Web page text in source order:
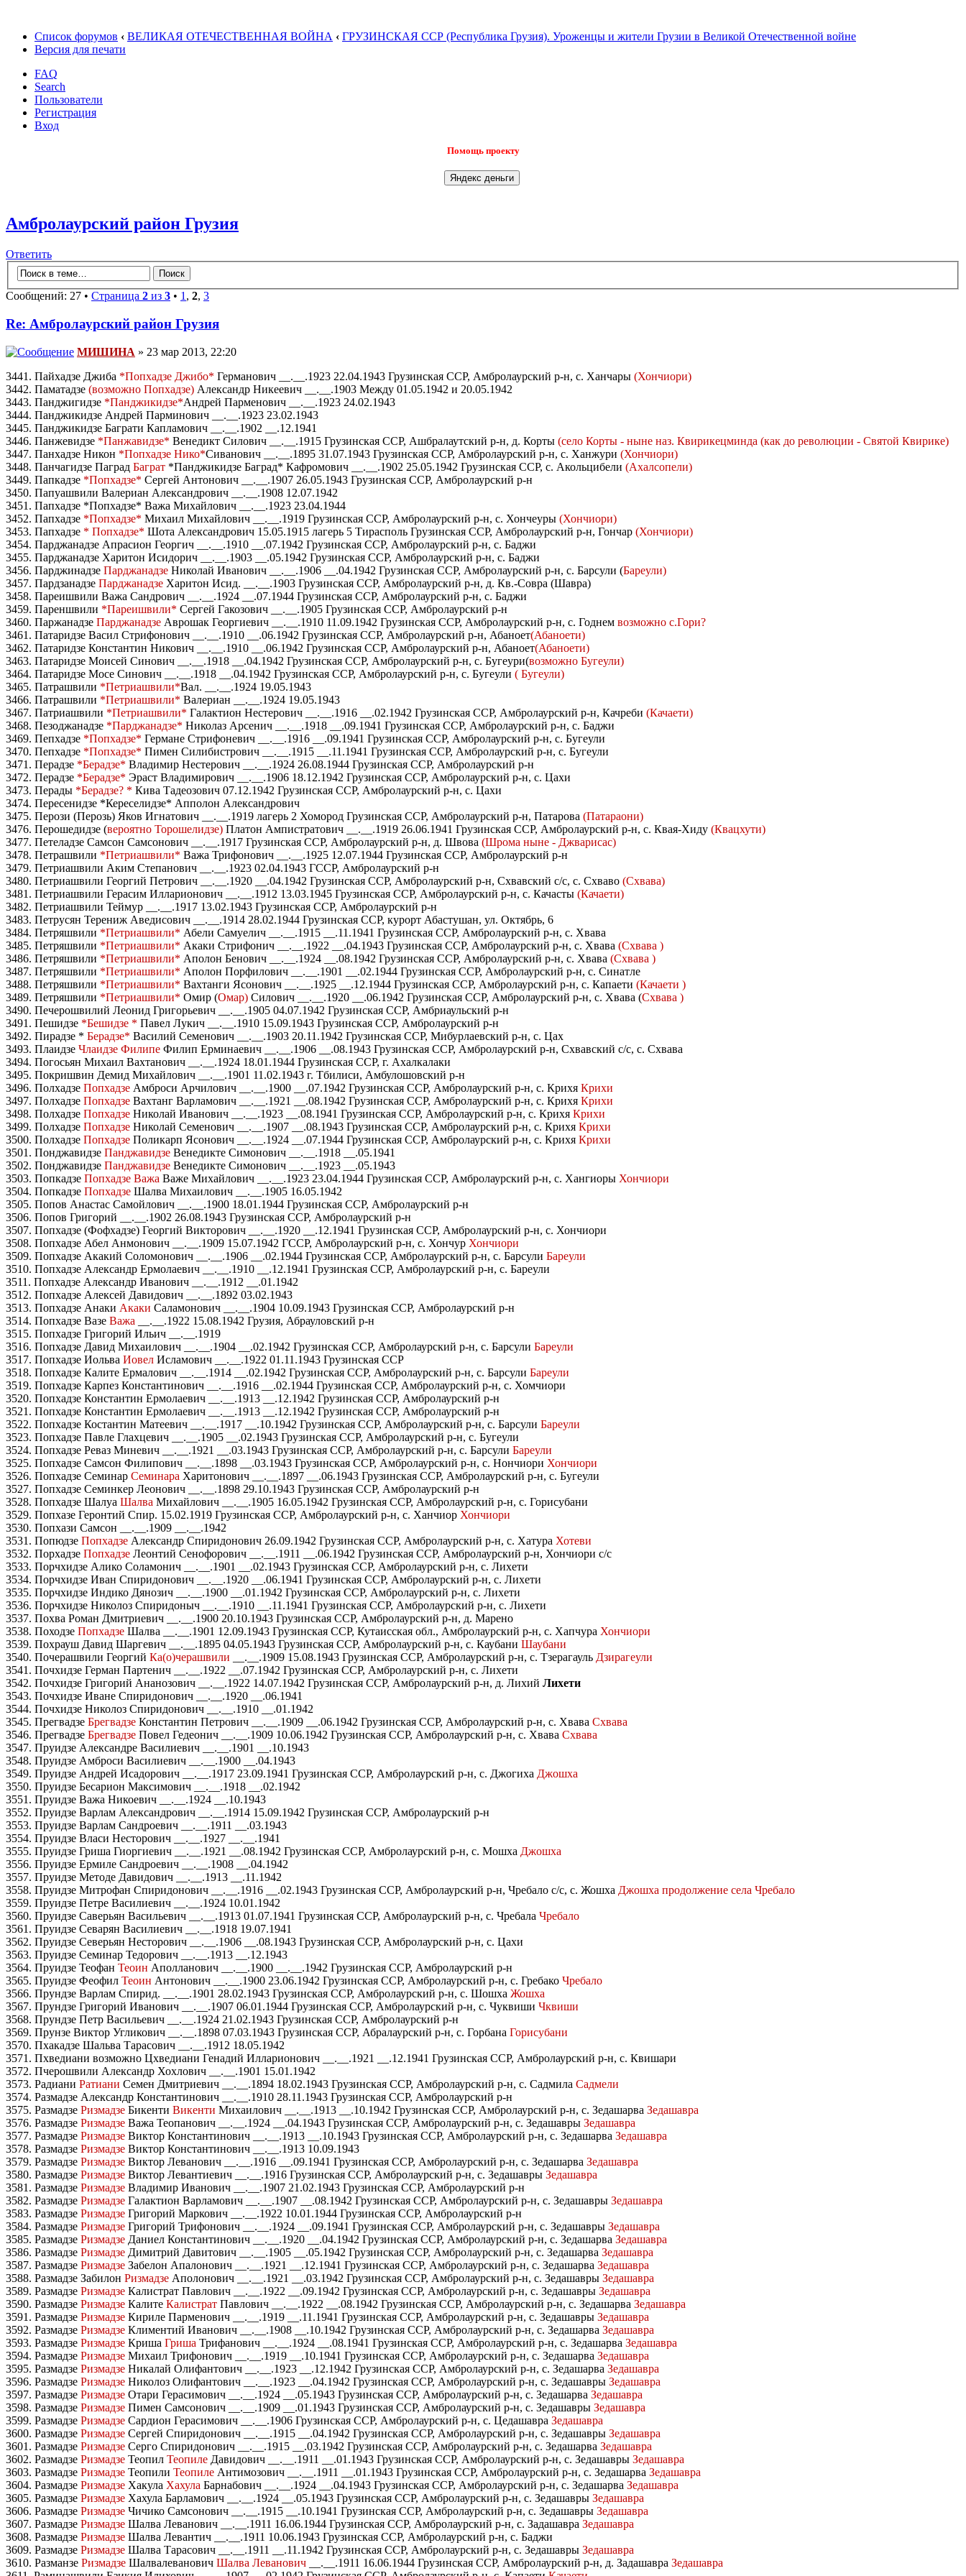
Список форумов ‹ ВЕЛИКАЯ ОТЕЧЕСТВЕННАЯ ВОЙНА ‹ ГРУЗИНСКАЯ ССР (Республика Грузия). Уроженцы и жители Грузии в Великой Отечественной войне
Версия для печати
FAQ
Search
Пользователи
Регистрация
Вход
Помощь проекту
Амбролаурский район Грузия
Ответить
Сообщений: 27 • Страница 2 из 3 • 1, 2, 3
Re: Амбролаурский район Грузия
МИШИНА » 23 мар 2013, 22:20
3441. Пайхадзе Джиба *Попхадзе Джибо* Германович __.__.1923 22.04.1943 Грузинская ССР, Амбролаурский р-н, с. Ханчары (Хончиори)
3442. Паматадзе (возможно Попхадзе) Александр Никеевич __.__.1903 Между 01.05.1942 и 20.05.1942
3443. Панджигидзе *Панджикидзе*Андрей Парменович __.__.1923 24.02.1943
3444. Панджикидзе Андрей Парминович __.__.1923 23.02.1943
3445. Панджикидзе Баграти Капламович __.__.1902 __.12.1941
3446. Панжевидзе *Панжавидзе* Венедикт Силович __.__.1915 Грузинская ССР, Ашбралаутский р-н, д. Корты (село Корты - ныне наз. Квирикецминда (как до революции - Святой Квирике)
3447. Панхадзе Никон *Попхадзе Нико*Сиванович __.__.1895 31.07.1943 Грузинская ССР, Амбролаурский р-н, с. Ханжури (Хончиори)
3448. Панчагидзе Паград Баграт *Панджикидзе Баград* Кафромович __.__.1902 25.05.1942 Грузинская ССР, с. Акольцибели (Ахалсопели)
3449. Папкадзе *Попхадзе* Сергей Антонович __.__.1907 26.05.1943 Грузинская ССР, Амбролаурский р-н
3450. Папуашвили Валериан Александрович __.__.1908 12.07.1942
3451. Папхадзе *Попхадзе* Важа Михайлович __.__.1923 23.04.1944
3452. Папхадзе *Попхадзе* Михаил Михайлович __.__.1919 Грузинская ССР, Амбролаурский р-н, с. Хончеуры (Хончиори)
3453. Папхадзе * Попхадзе* Шота Александрович 15.05.1915 лагерь 5 Тирасполь Грузинская ССР, Амбролаурский р-н, Гончар (Хончиори)
3454. Парджанадзе Апрасион Георгич __.__.1910 __.07.1942 Грузинская ССР, Амбролаурский р-н, с. Баджи
3455. Парджанадзе Харитон Исидорич __.__.1903 __.05.1942 Грузинская ССР, Амбролаурский р-н, с. Баджи
3456. Парджинадзе Парджанадзе Николай Иванович __.__.1906 __.04.1942 Грузинская ССР, Амбролаурский р-н, с. Барсули (Бареули)
3457. Пардзанадзе Парджанадзе Харитон Исид. __.__.1903 Грузинская ССР, Амбролаурский р-н, д. Кв.-Совра (Шавра)
3458. Пареишвили Важа Сандрович __.__.1924 __.07.1944 Грузинская ССР, Амбролаурский р-н, с. Баджи
3459. Пареншвили *Пареишвили* Сергей Гакозович __.__.1905 Грузинская ССР, Амбролаурский р-н
3460. Паржанадзе Парджанадзе Аврошак Георгиевич __.__.1910 11.09.1942 Грузинская ССР, Амбролаурский р-н, с. Годнем возможно с.Гори?
3461. Патаридзе Васил Стрифонович __.__.1910 __.06.1942 Грузинская ССР, Амбролаурский р-н, Абаноет(Абаноети)
3462. Патаридзе Константин Никович __.__.1910 __.06.1942 Грузинская ССР, Амбролаурский р-н, Абаноет(Абаноети)
3463. Патаридзе Моисей Синович __.__.1918 __.04.1942 Грузинская ССР, Амбролаурский р-н, с. Бугеури(возможно Бугеули)
3464. Патаридзе Мосе Синович __.__.1918 __.04.1942 Грузинская ССР, Амбролаурский р-н, с. Бугеули ( Бугеули)
3465. Патрашвили *Петриашвили*Вал. __.__.1924 19.05.1943
3466. Патрашвили *Петриашвили* Валериан __.__.1924 19.05.1943
3467. Патриашвили *Петриашвили* Галактион Нестерович __.__.1916 __.02.1942 Грузинская ССР, Амбролаурский р-н, Качреби (Качаети)
3468. Пезоджанадзе *Парджанадзе* Николаз Арсенич __.__.1918 __.09.1941 Грузинская ССР, Амбролаурский р-н, с. Баджи
3469. Пепхадзе *Попхадзе* Германе Стрифоневич __.__.1916 __.09.1941 Грузинская ССР, Амбролаурский р-н, с. Бугеули
3470. Пепхадзе *Попхадзе* Пимен Силибистрович __.__.1915 __.11.1941 Грузинская ССР, Амбролаурский р-н, с. Бугеули
3471. Перадзе *Берадзе* Владимир Нестерович __.__.1924 26.08.1944 Грузинская ССР, Амбролаурский р-н
3472. Перадзе *Берадзе* Эраст Владимирович __.__.1906 18.12.1942 Грузинская ССР, Амбролаурский р-н, с. Цахи
3473. Перады *Берадзе? * Кива Тадеозович 07.12.1942 Грузинская ССР, Амбролаурский р-н, с. Цахи
3474. Пересенидзе *Кереселидзе* Апполон Александрович
3475. Перози (Перозь) Яков Игнатович __.__.1919 лагерь 2 Хомород Грузинская ССР, Амбролаурский р-н, Патарова (Патараони)
3476. Перошедидзе (вероятно Торошелидзе) Платон Ампистратович __.__.1919 26.06.1941 Грузинская ССР, Амбролаурский р-н, с. Квая-Хиду (Квацхути)
3477. Петеладзе Самсон Самсонович __.__.1917 Грузинская ССР, Амбролаурский р-н, д. Швова (Шрома ныне - Джварисас)
3478. Петрашвили *Петриашвили* Важа Трифонович __.__.1925 12.07.1944 Грузинская ССР, Амбролаурский р-н
3479. Петриашвили Аким Степанович __.__.1923 02.04.1943 ГССР, Амбролаурский р-н
3480. Петриашвили Георгий Петрович __.__.1920 __.04.1942 Грузинская ССР, Амбролаурский р-н, Схвавский с/с, с. Схваво (Схвава)
3481. Петриашвили Герасим Илларионович __.__.1912 13.03.1945 Грузинская ССР, Амбролаурский р-н, с. Качасты (Качаети)
3482. Петриашвили Теймур __.__.1917 13.02.1943 Грузинская ССР, Амбролаурский р-н
3483. Петрусян Терениж Аведисович __.__.1914 28.02.1944 Грузинская ССР, курорт Абастушан, ул. Октябрь, 6
3484. Петряшвили *Петриашвили* Абели Самуелич __.__.1915 __.11.1941 Грузинская ССР, Амбролаурский р-н, с. Хвава
3485. Петряшвили *Петриашвили* Акаки Стрифонич __.__.1922 __.04.1943 Грузинская ССР, Амбролаурский р-н, с. Хвава (Схвава )
3486. Петряшвили *Петриашвили* Аполон Бенович __.__.1924 __.08.1942 Грузинская ССР, Амбролаурский р-н, с. Хвава (Схвава )
3487. Петряшвили *Петриашвили* Аполон Порфилович __.__.1901 __.02.1944 Грузинская ССР, Амбролаурский р-н, с. Синатле
3488. Петряшвили *Петриашвили* Вахтанги Ясонович __.__.1925 __.12.1944 Грузинская ССР, Амбролаурский р-н, с. Капаети (Качаети )
3489. Петряшвили *Петриашвили* Омир (Омар) Силович __.__.1920 __.06.1942 Грузинская ССР, Амбролаурский р-н, с. Хвава (Схвава )
3490. Печерошвилий Леонид Григорьевич __.__.1905 04.07.1942 Грузинская ССР, Амбриаульский р-н
3491. Пешидзе *Бешидзе * Павел Лукич __.__.1910 15.09.1943 Грузинская ССР, Амбролаурский р-н
3492. Пирадзе * Берадзе* Василий Семенович __.__.1903 20.11.1942 Грузинская ССР, Мибурлаевский р-н, с. Цах
3493. Плаидзе Члаидзе Филипе Филип Ерминаевич __.__.1906 __.08.1943 Грузинская ССР, Амбролаурский р-н, Схвавский с/с, с. Схвава
3494. Погосьян Михаил Вахтанович __.__.1924 18.01.1944 Грузинская ССР, г. Ахалкалаки
3495. Покришвин Демид Михайлович __.__.1901 11.02.1943 г. Тбилиси, Амбулошовский р-н
3496. Полхадзе Попхадзе Амброси Арчилович __.__.1900 __.07.1942 Грузинская ССР, Амбролаурский р-н, с. Крихя Крихи
3497. Полхадзе Попхадзе Вахтанг Варламович __.__.1921 __.08.1942 Грузинская ССР, Амбролаурский р-н, с. Крихя Крихи
3498. Полхадзе Попхадзе Николай Иванович __.__.1923 __.08.1941 Грузинская ССР, Амбролаурский р-н, с. Крихя Крихи
3499. Полхадзе Попхадзе Николай Семенович __.__.1907 __.08.1943 Грузинская ССР, Амбролаурский р-н, с. Крихя Крихи
3500. Полхадзе Попхадзе Поликарп Ясонович __.__.1924 __.07.1944 Грузинская ССР, Амбролаурский р-н, с. Крихя Крихи
3501. Понджавидзе Панджавидзе Венедикте Симонович __.__.1918 __.05.1941
3502. Понджавидзе Панджавидзе Венедикте Симонович __.__.1923 __.05.1943
3503. Попкадзе Попхадзе Важа Важе Михайлович __.__.1923 23.04.1944 Грузинская ССР, Амбролаурский р-н, с. Хангиоры Хончиори
3504. Попкадзе Попхадзе Шалва Михаилович __.__.1905 16.05.1942
3505. Попов Анастас Самойлович __.__.1900 18.01.1944 Грузинская ССР, Амбролаурский р-н
3506. Попов Григорий __.__.1902 26.08.1943 Грузинская ССР, Амбролаурский р-н
3507. Попхадзе (Фофхадзе) Георгий Викторович __.__.1920 __.12.1941 Грузинская ССР, Амбролаурский р-н, с. Хончиори
3508. Попхадзе Абел Анмонович __.__.1909 15.07.1942 ГССР, Амбролаурский р-н, с. Хончур Хончиори
3509. Попхадзе Акакий Соломонович __.__.1906 __.02.1944 Грузинская ССР, Амбролаурский р-н, с. Барсули Бареули
3510. Попхадзе Александр Ермолаевич __.__.1910 __.12.1941 Грузинская ССР, Амбролаурский р-н, с. Бареули
3511. Попхадзе Александр Иванович __.__.1912 __.01.1942
3512. Попхадзе Алексей Давидович __.__.1892 03.02.1943
3513. Попхадзе Анаки Акаки Саламонович __.__.1904 10.09.1943 Грузинская ССР, Амбролаурский р-н
3514. Попхадзе Вазе Важа __.__.1922 15.08.1942 Грузия, Абрауловский р-н
3515. Попхадзе Григорий Ильич __.__.1919
3516. Попхадзе Давид Михаилович __.__.1904 __.02.1942 Грузинская ССР, Амбролаурский р-н, с. Барсули Бареули
3517. Попхадзе Иольва Иовел Исламович __.__.1922 01.11.1943 Грузинская ССР
3518. Попхадзе Калите Ермалович __.__.1914 __.02.1942 Грузинская ССР, Амбролаурский р-н, с. Барсули Бареули
3519. Попхадзе Карпез Константинович __.__.1916 __.02.1944 Грузинская ССР, Амбролаурский р-н, с. Хомчиори
3520. Попхадзе Константин Ермолаевич __.__.1913 __.12.1942 Грузинская ССР, Амбролаурский р-н
3521. Попхадзе Константин Ермолаевич __.__.1913 __.12.1942 Грузинская ССР, Амбролаурский р-н
3522. Попхадзе Костантин Матеевич __.__.1917 __.10.1942 Грузинская ССР, Амбролаурский р-н, с. Барсули Бареули
3523. Попхадзе Павле Глахцевич __.__.1905 __.02.1943 Грузинская ССР, Амбролаурский р-н, с. Бугеули
3524. Попхадзе Реваз Миневич __.__.1921 __.03.1943 Грузинская ССР, Амбролаурский р-н, с. Барсули Бареули
3525. Попхадзе Самсон Филипович __.__.1898 __.03.1943 Грузинская ССР, Амбролаурский р-н, с. Нончиори Хончиори
3526. Попхадзе Семинар Семинара Харитонович __.__.1897 __.06.1943 Грузинская ССР, Амбролаурский р-н, с. Бугеули
3527. Попхадзе Семинкер Леонович __.__.1898 29.10.1943 Грузинская ССР, Амбролаурский р-н
3528. Попхадзе Шалуа Шалва Михайлович __.__.1905 16.05.1942 Грузинская ССР, Амбролаурский р-н, с. Горисубани
3529. Попхазе Геронтий Спир. 15.02.1919 Грузинская ССР, Амбролаурский р-н, с. Ханчиор Хончиори
3530. Попхази Самсон __.__.1909 __.__.1942
3531. Попюдзе Попхадзе Александр Спиридонович 26.09.1942 Грузинская ССР, Амбролаурский р-н, с. Хатура Хотеви
3532. Порхадзе Попхадзе Леонтий Сенофорович __.__.1911 __.06.1942 Грузинская ССР, Амбролаурский р-н, Хончиори с/с
3533. Порчхидзе Алико Соламонич __.__.1901 __.02.1943 Грузинская ССР, Амбролаурский р-н, с. Лихети
3534. Порчхидзе Иван Спиридонович __.__.1920 __.06.1941 Грузинская ССР, Амбролаурский р-н, с. Лихети
3535. Порчхидзе Индико Дянозич __.__.1900 __.01.1942 Грузинская ССР, Амбролаурский р-н, с. Лихети
3536. Порчхидзе Николоз Спиридоныч __.__.1910 __.11.1941 Грузинская ССР, Амбролаурский р-н, с. Лихети
3537. Похва Роман Дмитриевич __.__.1900 20.10.1943 Грузинская ССР, Амбролаурский р-н, д. Марено
3538. Походзе Попхадзе Шалва __.__.1901 12.09.1943 Грузинская ССР, Кутаисская обл., Амбролаурский р-н, с. Хапчура Хончиори
3539. Похрауш Давид Шаргевич __.__.1895 04.05.1943 Грузинская ССР, Амбролаурский р-н, с. Каубани Шаубани
3540. Почерашвили Георгий Ка(о)черашвили __.__.1909 15.08.1943 Грузинская ССР, Амбролаурский р-н, с. Тзерагауль Дзирагеули
3541. Почхидзе Герман Партенич __.__.1922 __.07.1942 Грузинская ССР, Амбролаурский р-н, с. Лихети
3542. Почхидзе Григорий Ананозович __.__.1922 14.07.1942 Грузинская ССР, Амбролаурский р-н, д. Лихий Лихети
3543. Почхидзе Иване Спиридонович __.__.1920 __.06.1941
3544. Почхидзе Николоз Спиридонович __.__.1910 __.01.1942
3545. Прегвадзе Брегвадзе Константин Петрович __.__.1909 __.06.1942 Грузинская ССР, Амбролаурский р-н, с. Хвава Схвава
3546. Прегвадзе Брегвадзе Повел Гедеонич __.__.1909 10.06.1942 Грузинская ССР, Амбролаурский р-н, с. Хвава Схвава
3547. Пруидзе Александре Василиевич __.__.1901 __.10.1943
3548. Пруидзе Амброси Василиевич __.__.1900 __.04.1943
3549. Пруидзе Андрей Исадорович __.__.1917 23.09.1941 Грузинская ССР, Амбролаурский р-н, с. Джогиха Джошха
3550. Пруидзе Бесарион Максимович __.__.1918 __.02.1942
3551. Пруидзе Важа Никоевич __.__.1924 __.10.1943
3552. Пруидзе Варлам Александрович __.__.1914 15.09.1942 Грузинская ССР, Амбролаурский р-н
3553. Пруидзе Варлам Сандроевич __.__.1911 __.03.1943
3554. Пруидзе Власи Несторович __.__.1927 __.__.1941
3555. Пруидзе Гриша Гиоргиевич __.__.1921 __.08.1942 Грузинская ССР, Амбролаурский р-н, с. Мошха Джошха
3556. Пруидзе Ермиле Сандроевич __.__.1908 __.04.1942
3557. Пруидзе Методе Давидович __.__.1913 __.11.1942
3558. Пруидзе Митрофан Спиридонович __.__.1916 __.02.1943 Грузинская ССР, Амбролаурский р-н, Чребало с/с, с. Жошха Джошха продолжение села Чребало
3559. Пруидзе Петре Василиевич __.__.1924 10.01.1942
3560. Пруидзе Саверьян Васильевич __.__.1913 01.07.1941 Грузинская ССР, Амбролаурский р-н, с. Чребала Чребало
3561. Пруидзе Севарян Василиевич __.__.1918 19.07.1941
3562. Пруидзе Северьян Несторович __.__.1906 __.08.1943 Грузинская ССР, Амбролаурский р-н, с. Цахи
3563. Пруидзе Семинар Тедорович __.__.1913 __.12.1943
3564. Пруидзе Теофан Теоин Аполланович __.__.1900 __.__.1942 Грузинская ССР, Амбролаурский р-н
3565. Пруидзе Феофил Теоин Антонович __.__.1900 23.06.1942 Грузинская ССР, Амбролаурский р-н, с. Гребако Чребало
3566. Прундзе Варлам Спирид. __.__.1901 28.02.1943 Грузинская ССР, Амбролаурский р-н, с. Шошха Жошха
3567. Прундзе Григорий Иванович __.__.1907 06.01.1944 Грузинская ССР, Амбролаурский р-н, с. Чуквиши Чквиши
3568. Прундзе Петр Васильевич __.__.1924 21.02.1943 Грузинская ССР, Амбролаурский р-н
3569. Прунзе Виктор Угликович __.__.1898 07.03.1943 Грузинская ССР, Абралаурский р-н, с. Горбана Горисубани
3570. Пхакадзе Шальва Тарасович __.__.1912 18.05.1942
3571. Пхведиани возможно Цхведиани Генадий Илларионович __.__.1921 __.12.1941 Грузинская ССР, Амбролаурский р-н, с. Квишари
3572. Пчерошвили Александр Хохлович __.__.1901 15.01.1942
3573. Радиани Ратиани Семен Дмитриевич __.__.1894 18.02.1943 Грузинская ССР, Амбролаурский р-н, с. Садмила Садмели
3574. Размадзе Александр Константинович __.__.1910 28.11.1943 Грузинская ССР, Амбролаурский р-н
3575. Размадзе Ризмадзе Бикенти Викенти Михаилович __.__.1913 __.10.1942 Грузинская ССР, Амбролаурский р-н, с. Зедашарва Зедашавра
3576. Размадзе Ризмадзе Важа Теопанович __.__.1924 __.04.1943 Грузинская ССР, Амбролаурский р-н, с. Зедашавры Зедашавра
3577. Размадзе Ризмадзе Виктор Константинович __.__.1913 __.10.1943 Грузинская ССР, Амбролаурский р-н, с. Зедашарва Зедашавра
3578. Размадзе Ризмадзе Виктор Константинович __.__.1913 10.09.1943
3579. Размадзе Ризмадзе Виктор Леванович __.__.1916 __.09.1941 Грузинская ССР, Амбролаурский р-н, с. Зедашарва Зедашавра
3580. Размадзе Ризмадзе Виктор Левантиевич __.__.1916 Грузинская ССР, Амбролаурский р-н, с. Зедашавры Зедашавра
3581. Размадзе Ризмадзе Владимир Иванович __.__.1907 21.02.1943 Грузинская ССР, Амбролаурский р-н
3582. Размадзе Ризмадзе Галактион Варламович __.__.1907 __.08.1942 Грузинская ССР, Амбролаурский р-н, с. Зедашавры Зедашавра
3583. Размадзе Ризмадзе Григорий Маркович __.__.1922 10.01.1944 Грузинская ССР, Амбролаурский р-н
3584. Размадзе Ризмадзе Григорий Трифонович __.__.1924 __.09.1941 Грузинская ССР, Амбролаурский р-н, с. Зедашавры Зедашавра
3585. Размадзе Ризмадзе Даниел Константинович __.__.1920 __.04.1942 Грузинская ССР, Амбролаурский р-н, с. Зедашарва Зедашавра
3586. Размадзе Ризмадзе Димитрий Давитович __.__.1905 __.05.1942 Грузинская ССР, Амбролаурский р-н, с. Зедашарва Зедашавра
3587. Размадзе Ризмадзе Забелон Апалонович __.__.1921 __.12.1941 Грузинская ССР, Амбролаурский р-н, с. Зедашарва Зедашавра
3588. Размадзе Забилон Ризмадзе Аполонович __.__.1921 __.03.1942 Грузинская ССР, Амбролаурский р-н, с. Зедашавры Зедашавра
3589. Размадзе Ризмадзе Калистрат Павлович __.__.1922 __.09.1942 Грузинская ССР, Амбролаурский р-н, с. Зедашавры Зедашавра
3590. Размадзе Ризмадзе Калите Калистрат Павлович __.__.1922 __.08.1942 Грузинская ССР, Амбролаурский р-н, с. Зедашарва Зедашавра
3591. Размадзе Ризмадзе Кириле Парменович __.__.1919 __.11.1941 Грузинская ССР, Амбролаурский р-н, с. Зедашавры Зедашавра
3592. Размадзе Ризмадзе Климентий Иванович __.__.1908 __.10.1942 Грузинская ССР, Амбролаурский р-н, с. Зедашарва Зедашавра
3593. Размадзе Ризмадзе Криша Гриша Трифанович __.__.1924 __.08.1941 Грузинская ССР, Амбролаурский р-н, с. Зедашарва Зедашавра
3594. Размадзе Ризмадзе Михаил Трифонович __.__.1919 __.10.1941 Грузинская ССР, Амбролаурский р-н, с. Зедашарва Зедашавра
3595. Размадзе Ризмадзе Никалай Олифантович __.__.1923 __.12.1942 Грузинская ССР, Амбролаурский р-н, с. Зедашарва Зедашавра
3596. Размадзе Ризмадзе Николоз Олифантович __.__.1923 __.04.1942 Грузинская ССР, Амбролаурский р-н, с. Зедашавры Зедашавра
3597. Размадзе Ризмадзе Отари Герасимович __.__.1924 __.05.1943 Грузинская ССР, Амбролаурский р-н, с. Зедашарва Зедашавра
3598. Размадзе Ризмадзе Пимен Самсонович __.__.1909 __.01.1943 Грузинская ССР, Амбролаурский р-н, с. Зедашавры Зедашавра
3599. Размадзе Ризмадзе Сардион Герасимович __.__.1906 Грузинская ССР, Амбролаурский р-н, с. Цедашавра Зедашавра
3600. Размадзе Ризмадзе Сергей Спиридонович __.__.1915 __.04.1942 Грузинская ССР, Амбролаурский р-н, с. Зедашавры Зедашавра
3601. Размадзе Ризмадзе Серго Спиридонович __.__.1915 __.03.1942 Грузинская ССР, Амбролаурский р-н, с. Зедашарва Зедашавра
3602. Размадзе Ризмадзе Теопил Теопиле Давидович __.__.1911 __.01.1943 Грузинская ССР, Амбролаурский р-н, с. Зедашавры Зедашавра
3603. Размадзе Ризмадзе Теопили Теопиле Антимозович __.__.1911 __.01.1943 Грузинская ССР, Амбролаурский р-н, с. Зедашарва Зедашавра
3604. Размадзе Ризмадзе Хакула Хахула Барнабович __.__.1924 __.04.1943 Грузинская ССР, Амбролаурский р-н, с. Зедашарва Зедашавра
3605. Размадзе Ризмадзе Хахула Барламович __.__.1924 __.05.1943 Грузинская ССР, Амбролаурский р-н, с. Зедашавры Зедашавра
3606. Размадзе Ризмадзе Чичико Самсонович __.__.1915 __.10.1941 Грузинская ССР, Амбролаурский р-н, с. Зедашавры Зедашавра
3607. Размадзе Ризмадзе Шалва Леванович __.__.1911 16.06.1944 Грузинская ССР, Амбролаурский р-н, с. Задашавра Зедашавра
3608. Размадзе Ризмадзе Шалва Левантич __.__.1911 10.06.1943 Грузинская ССР, Амбролаурский р-н, с. Баджи
3609. Размадзе Ризмадзе Шалва Тарасович __.__.1911 __.11.1942 Грузинская ССР, Амбролаурский р-н, с. Зедашавры Зедашавра
3610. Разманзе Ризмадзе Шалвалеванович Шалва Леванович __.__.1911 16.06.1944 Грузинская ССР, Амбролаурский р-н, д. Задашавра Зедашавра